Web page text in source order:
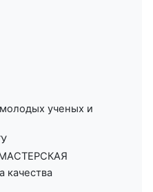
ученых и
качества